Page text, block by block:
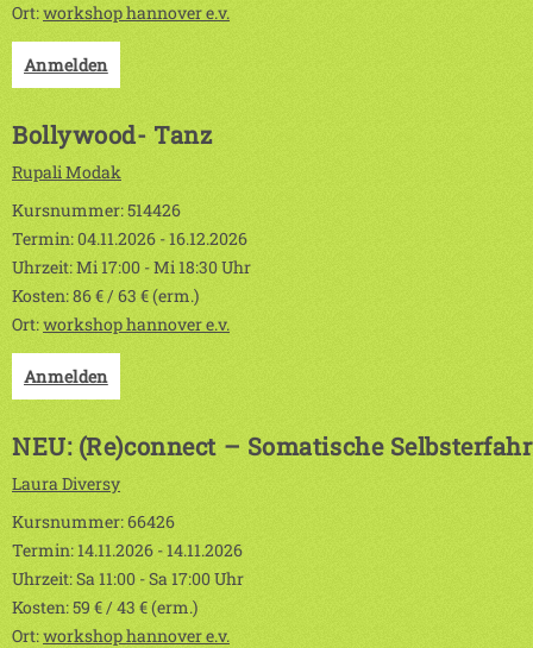
Ort:workshop hannover e.v.
Anmelden
Bollywood- Tanz
Rupali Modak
Kursnummer: 514426
Termin: 04.11.2026 - 16.12.2026
Uhrzeit: Mi 17:00 - Mi 18:30 Uhr
Kosten: 86 € / 63 € (erm.)
Ort:workshop hannover e.v.
Anmelden
NEU: (Re)connect – Somatische
Laura Diversy
Kursnummer: 66426
Termin: 14.11.2026 - 14.11.2026
Uhrzeit: Sa 11:00 - Sa 17:00 Uhr
Kosten: 59 € / 43 € (erm.)
Ort:workshop hannover e.v.